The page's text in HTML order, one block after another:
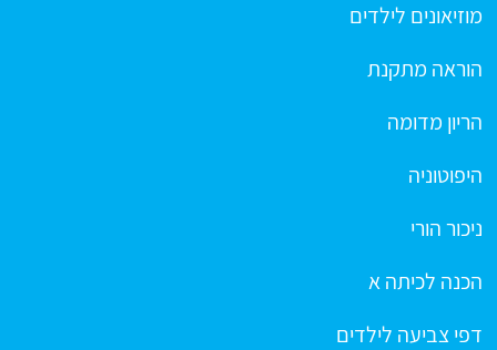
מוזיאונים לילדים
הוראה מתקנת
הריון מדומה
היפוטוניה
ניכור הורי
הכנה לכיתה א
דפי צביעה לילדים